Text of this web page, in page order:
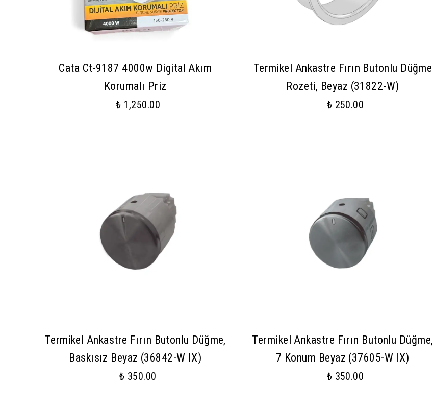
Cata Ct-9187 4000w Digital Akım
Korumalı Priz
₺ 1,250.00
Termikel Ankastre Fırın Butonlu Düğme
Rozeti, Beyaz (31822-W)
₺ 250.00
Termikel Ankastre Fırın Butonlu Düğme,
Baskısız Beyaz (36842-W IX)
₺ 350.00
Termikel Ankastre Fırın Butonlu Düğme,
7 Konum Beyaz (37605-W IX)
₺ 350.00